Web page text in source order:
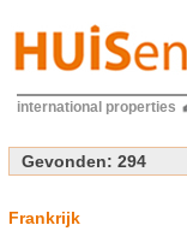
international properties
Gevonden: 294
Frankrijk